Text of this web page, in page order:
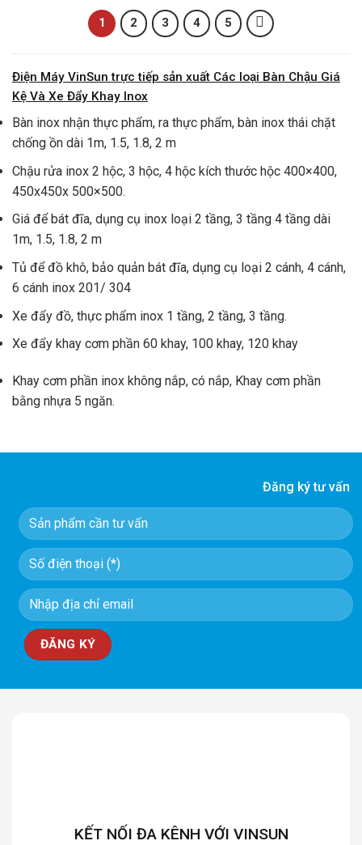
4,500,000 ₫.
1 2 3 4 5
Điện Máy VinSun trực tiếp sản xuất Các loại Bàn Chậu Giá
Kệ Và Xe Đẩy Khay Inox
Bàn inox nhận thực phẩm, ra thực phẩm, bàn inox thái chặt
chống ồn dài 1m, 1.5, 1.8, 2 m
Chậu rửa inox 2 hộc, 3 hộc, 4 hộc kích thước hộc 400×400,
450x450x 500×500.
Giá để bát đĩa, dụng cụ inox loại 2 tầng, 3 tầng 4 tầng dài
1m, 1.5, 1.8, 2 m
Tủ để đồ khô, bảo quản bát đĩa, dụng cụ loại 2 cánh, 4 cánh,
6 cánh inox 201/ 304
Xe đẩy đồ, thực phẩm inox 1 tầng, 2 tầng, 3 tầng.
Xe đẩy khay cơm phần 60 khay, 100 khay, 120 khay
Khay cơm phần inox không nắp, có nắp, Khay cơm phần
bằng nhựa 5 ngăn.
Đăng ký tư vấn
KẾT NỐI ĐA KÊNH VỚI VINSUN